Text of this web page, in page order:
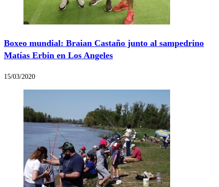
Boxeo mundial: Braian Castaño junto al sampedrino
Matías Erbin en Los Angeles
15/03/2020